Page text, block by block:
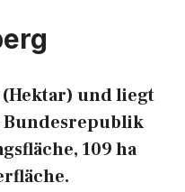
(Hektar) und liegt
Bundesrepublik
109 ha